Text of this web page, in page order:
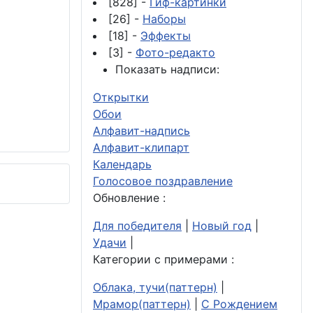
[26] - Наборы
[18] - Эффекты
[3] - Фото-редакто
Показать надписи:
Открытки
Обои
Алфавит-надпись
Алфавит-клипарт
Календарь
Голосовое поздравление
Обновление :
Для победителя
Новый год
Удачи
Категории с примерами :
Облака, тучи(паттерн)
Мрамор(паттерн)
С Рождением